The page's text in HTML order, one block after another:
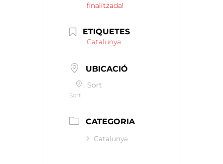
finalitzada!
ETIQUETES
Catalunya
UBICACIÓ
Sort
Sort
CATEGORIA
Catalunya